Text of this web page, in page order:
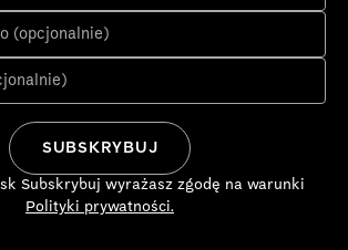
Subskrybuj wyrażasz zgodę na warunki
Polityki prywatności.